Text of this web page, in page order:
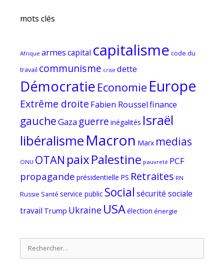
mots clés
Afrique armescapital capitalisme code du
travail communisme crise dette
Démocratie Economie Europe
Extrême droite Fabien Rousselfinance
gaucheGaza guerre inégalités Israël
libéralismeMacron Marx medias
ONU OTAN paixPalestine pauvreté PCF
propagande présidentielle PS Retraites RN
Russie Santé service public Social sécurité sociale
travail Trump Ukraine USAélection énergie